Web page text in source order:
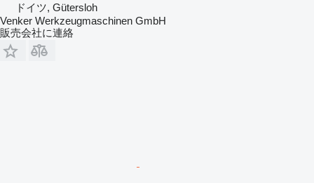
ドイツ, Gütersloh
Venker Werkzeugmaschinen GmbH
販売会社に連絡